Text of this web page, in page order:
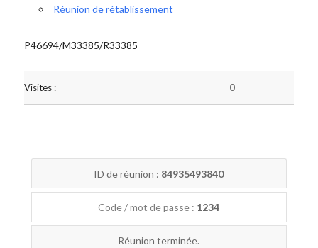
Réunion de rétablissement
P46694/M33385/R33385
Visites : 0
ID de réunion : 84935493840
Code / mot de passe : 1234
Réunion terminée.